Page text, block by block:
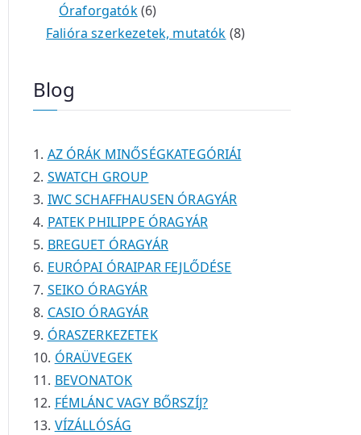
é
k
é
é
m
t
e
t
e
t
k
Óraforgatók 66
t
k
Falióra szerkezetek, mutatók 88
é
Blog
AZ ÓRÁK MINŐSÉGKATEGÓRIÁI
SWATCH GROUP
IWC SCHAFFHAUSEN ÓRAGYÁR
PATEK PHILIPPE ÓRAGYÁR
BREGUET ÓRAGYÁR
EURÓPAI ÓRAIPAR FEJLŐDÉSE
SEIKO ÓRAGYÁR
CASIO ÓRAGYÁR
ÓRASZERKEZETEK
ÓRAÜVEGEK
BEVONATOK
FÉMLÁNC VAGY BŐRSZÍJ?
VÍZÁLLÓSÁG